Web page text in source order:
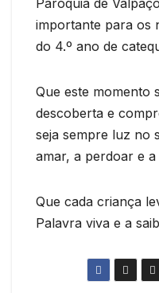
importante para os
do 4.º ano de
Que este momento
descoberta e
seja sempre luz no
amar, a perdoar e
Que cada criança
Palavra viva e a